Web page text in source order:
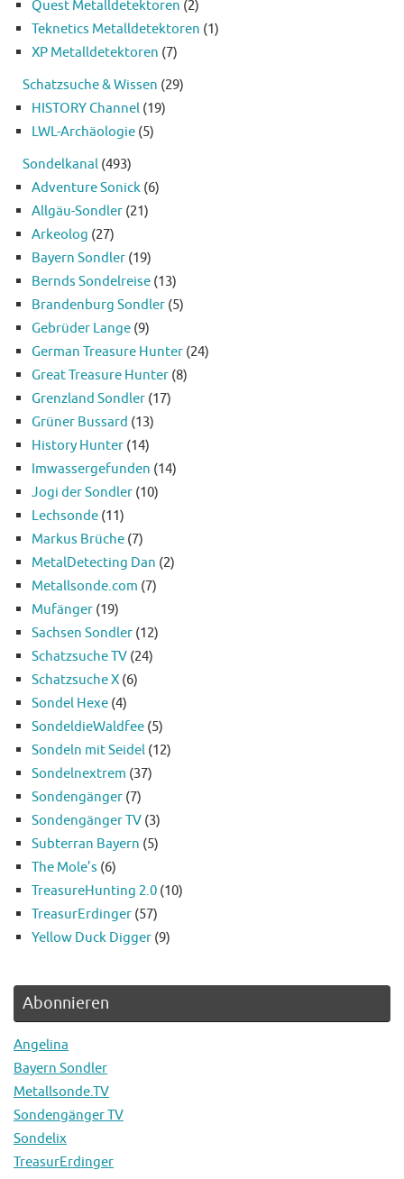
Quest Metalldetektoren (2)
Teknetics Metalldetektoren (1)
XP Metalldetektoren (7)
Schatzsuche & Wissen (29)
HISTORY Channel (19)
LWL-Archäologie (5)
Sondelkanal (493)
Adventure Sonick (6)
Allgäu-Sondler (21)
Arkeolog (27)
Bayern Sondler (19)
Bernds Sondelreise (13)
Brandenburg Sondler (5)
Gebrüder Lange (9)
German Treasure Hunter (24)
Great Treasure Hunter (8)
Grenzland Sondler (17)
Grüner Bussard (13)
History Hunter (14)
Imwassergefunden (14)
Jogi der Sondler (10)
Lechsonde (11)
Markus Brüche (7)
MetalDetecting Dan (2)
Metallsonde.com (7)
Mufänger (19)
Sachsen Sondler (12)
Schatzsuche TV (24)
Schatzsuche X (6)
Sondel Hexe (4)
SondeldieWaldfee (5)
Sondeln mit Seidel (12)
Sondelnextrem (37)
Sondengänger (7)
Sondengänger TV (3)
Subterran Bayern (5)
The Mole’s (6)
TreasureHunting 2.0 (10)
TreasurErdinger (57)
Yellow Duck Digger (9)
Abonnieren
Angelina
Bayern Sondler
Metallsonde.TV
Sondengänger TV
Sondelix
TreasurErdinger